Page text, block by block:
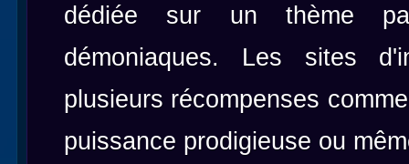
dédiée sur un thème
démoniaques. Les sites
plusieurs récompenses
puissance prodigieuse ou